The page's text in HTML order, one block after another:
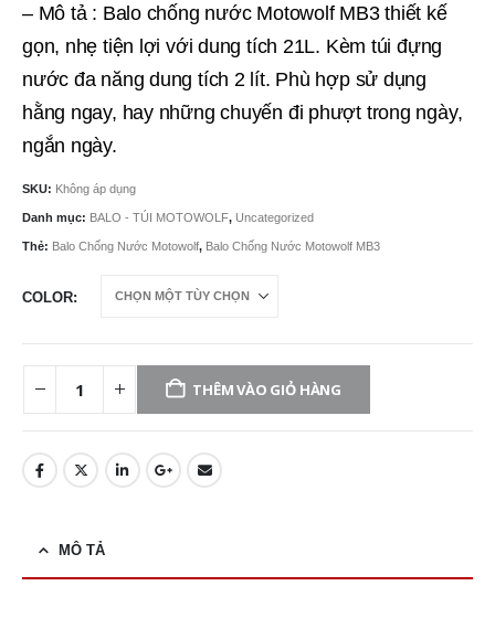
– Mô tả : Balo chống nước Motowolf MB3 thiết kế
gọn, nhẹ tiện lợi với dung tích 21L. Kèm túi đựng
nước đa năng dung tích 2 lít. Phù hợp sử dụng
hằng ngay, hay những chuyến đi phượt trong ngày,
ngắn ngày.
SKU: Không áp dụng
Danh mục: BALO - TÚI MOTOWOLF, Uncategorized
Thẻ: Balo Chống Nước Motowolf, Balo Chống Nước Motowolf MB3
COLOR
THÊM VÀO GIỎ HÀNG
MÔ TẢ